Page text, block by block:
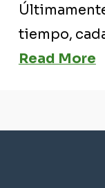
tiempo,
Read More